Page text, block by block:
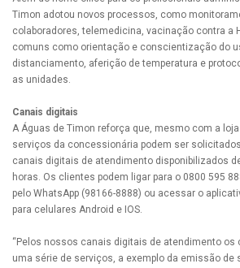
Timon adotou novos processos, como
colaboradores, telemedicina, vacinação contra a
comuns como orientação e conscientização do
distanciamento, aferição de temperatura e
as unidades.
Canais digitais
A Águas de Timon reforça que, mesmo com a
serviços da concessionária podem ser
canais digitais de atendimento disponibilizados
horas. Os clientes podem ligar para o 0800 595
pelo WhatsApp (98166-8888) ou acessar o
para celulares Android e IOS.
“Pelos nossos canais digitais de atendimento os
uma série de serviços, a exemplo da emissão de